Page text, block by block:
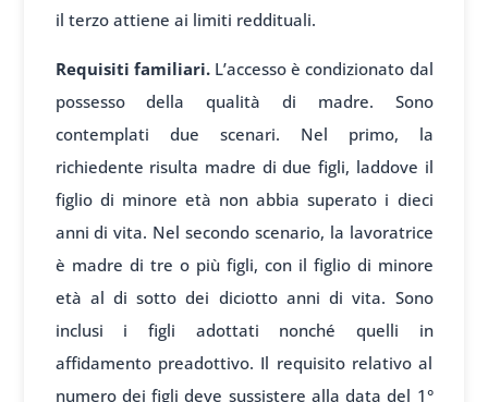
il terzo attiene ai limiti reddituali.
Requisiti familiari.L’accesso è condizionato dal
possesso della qualità di madre. Sono
contemplati due scenari. Nel primo, la
richiedente risulta madre di due figli, laddove il
figlio di minore età non abbia superato i dieci
anni di vita. Nel secondo scenario, la lavoratrice
è madre di tre o più figli, con il figlio di minore
età al di sotto dei diciotto anni di vita. Sono
inclusi i figli adottati nonché quelli in
affidamento preadottivo. Il requisito relativo al
numero dei figli deve sussistere alla data del 1°